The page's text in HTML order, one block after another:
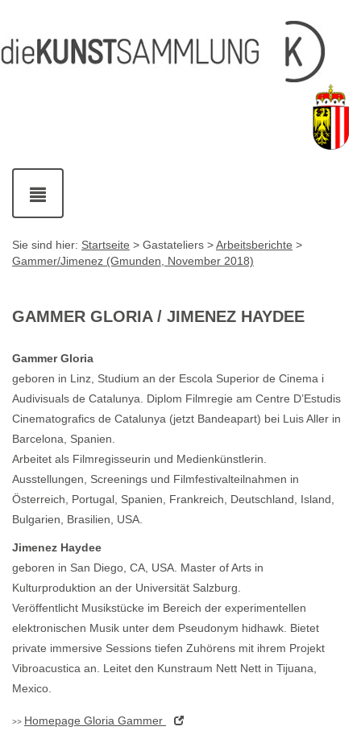
[1]
[2]
Links
[3]
mit
Kontaktdaten
Navigation
ein-
und
Sie sind hier: Startseite > Gastateliers >Arbeitsberichte >
Gammer/Jimenez (Gmunden, November 2018)
GAMMER GLORIA / JIMENEZ HAYDEE
Gammer Gloria
geboren in Linz, Studium an der Escola Superior de Cinema i
Audivisuals de Catalunya. Diplom Filmregie am Centre D’Estudis
Cinematografics de Catalunya (jetzt Bandeapart) bei Luis Aller in
Barcelona, Spanien.
Arbeitet als Filmregisseurin und Medienkünstlerin.
Ausstellungen, Screenings und Filmfestivalteilnahmen in
Österreich, Portugal, Spanien, Frankreich, Deutschland, Island,
Bulgarien, Brasilien, USA.
Jimenez Haydee
geboren in San Diego, CA, USA. Master of Arts in
Kulturproduktion an der Universität Salzburg.
Veröffentlicht Musikstücke im Bereich der experimentellen
elektronischen Musik unter dem Pseudonym hidhawk. Bietet
private immersive Sessions tiefen Zuhörens mit ihrem Projekt
Vibroacustica an. Leitet den Kunstraum Nett Nett in Tijuana,
Mexico.
Homepage Gloria Gammer